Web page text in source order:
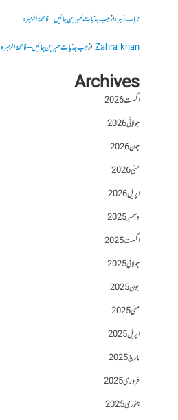
نایاب زہرہازجب جذبات خبر بن جائیں – فاطمۃالزہرہ
Zahra khanازجب جذبات خبر بن جائیں – فاطمۃالزہرہ
Archives
اگست 2026
جولائی 2026
جون 2026
مئی 2026
اپریل 2026
دسمبر 2025
اگست 2025
جولائی 2025
جون 2025
مئی 2025
اپریل 2025
مارچ 2025
فروری 2025
جنوری 2025